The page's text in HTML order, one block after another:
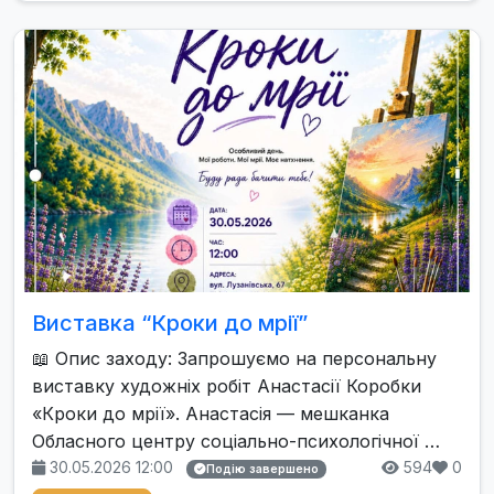
Виставка “Кроки до мрії”
📖 Опис заходу: Запрошуємо на персональну
виставку художніх робіт Анастасії Коробки
«Кроки до мрії». Анастасія — мешканка
Обласного центру соціально-психологічної …
30.05.2026 12:00 Подію завершено 594 0